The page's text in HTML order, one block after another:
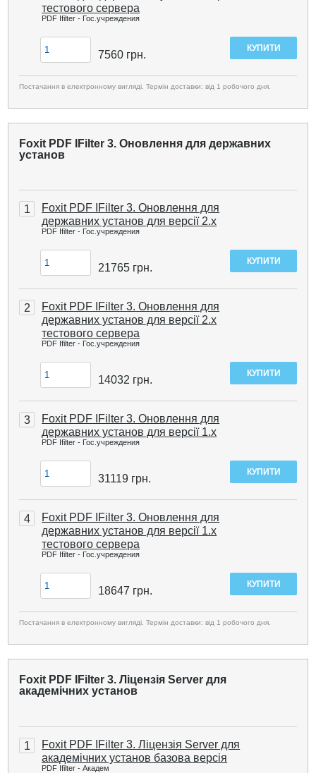
тестового сервера
PDF Ifilter - Гос.учреждения
7560 грн.
Постачання в електронному вигляді. Термін доставки: від 1 робочого дня.
Foxit PDF IFilter 3. Оновлення для державних
установ
1
Foxit PDF IFilter 3. Оновлення для
державних установ для версії 2.x
PDF Ifilter - Гос.учреждения
21765 грн.
2
Foxit PDF IFilter 3. Оновлення для
державних установ для версії 2.х
тестового сервера
PDF Ifilter - Гос.учреждения
14032 грн.
3
Foxit PDF IFilter 3. Оновлення для
державних установ для версії 1.x
PDF Ifilter - Гос.учреждения
31119 грн.
4
Foxit PDF IFilter 3. Оновлення для
державних установ для версії 1.х
тестового сервера
PDF Ifilter - Гос.учреждения
18647 грн.
Постачання в електронному вигляді. Термін доставки: від 1 робочого дня.
Foxit PDF IFilter 3. Ліцензія Server для
академічних установ
1
Foxit PDF IFilter 3. Ліцензія Server для
академічних установ базова версія
PDF Ifilter - Академ